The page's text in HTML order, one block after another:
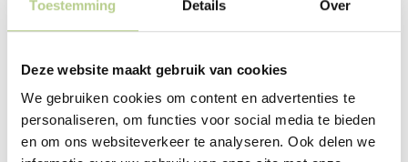
Toestemming Details Over
Deze website maakt gebruik van cookies
We gebruiken cookies om content en advertenties te
personaliseren, om functies voor social media te bieden
en om ons websiteverkeer te analyseren. Ook delen we